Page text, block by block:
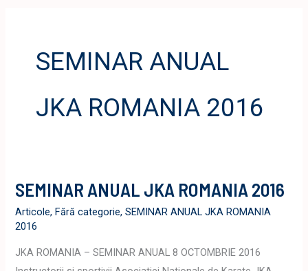
SEMINAR ANUAL
JKA ROMANIA 2016
SEMINAR ANUAL JKA ROMANIA 2016
Articole,Fără categorie,SEMINAR ANUAL JKA ROMANIA
2016
JKA ROMANIA – SEMINAR ANUAL 8 OCTOMBRIE 2016